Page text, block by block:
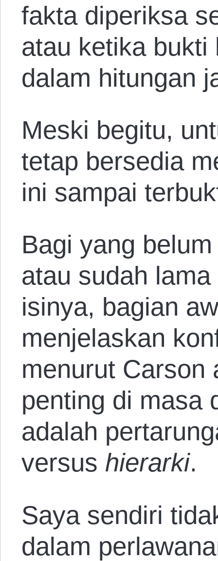
fakta diperiksa
atau ketika bukti
dalam hitungan
Meski begitu,
tetap bersedia
ini sampai
Bagi yang
atau sudah
isinya, bagian
menjelaskan
menurut Carson
penting di masa
adalah
versus hierarki.
Saya sendiri
dalam